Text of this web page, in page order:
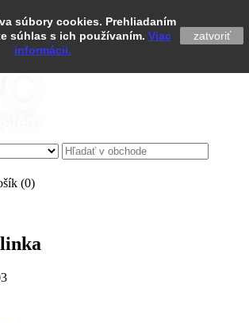
súbory cookies. Prehliadaním
súhlas s ich používaním. Viac
informácii.
zatvoriť
(0)